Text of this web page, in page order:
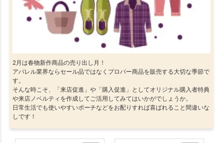
2月は春物新作商品の売り出し月！
アパレル業界ならセール品ではなくプロパー商品を販売する大切な季節で
す。
そんな時こそ、「来店促進」や「購入促進」としてオリジナル購入者特典
や来店ノベルティを作成してご活用してみてはいかがでしょうか。
日常生活でも使いやすいポーチなどをお配りすれば喜ばれること間違いな
しです！